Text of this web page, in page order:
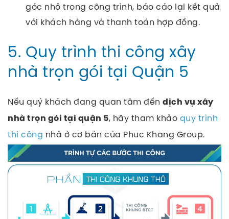
góc nhỏ trong công trình, báo cáo lại kết quả
với khách hàng và thanh toán hợp đồng.
5. Quy trình thi công xây
nhà trọn gói tại Quận 5
Nếu quý khách đang quan tâm đến dịch vụ xây
nhà trọn gói tại quận 5, hãy tham khảo quy trình
thi công nhà ở cơ bản của Phuc Khang Group.